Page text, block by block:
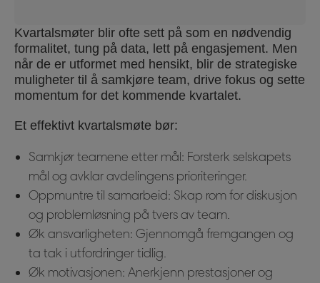
Kvartalsmøter blir ofte sett på som en nødvendig
formalitet, tung på data, lett på engasjement. Men
når de er utformet med hensikt, blir de strategiske
muligheter til å samkjøre team, drive fokus og sette
momentum for det kommende kvartalet.
Et effektivt kvartalsmøte bør:
Samkjør teamene etter mål: Forsterk selskapets
mål og avklar avdelingens prioriteringer.
Oppmuntre til samarbeid: Skap rom for diskusjon
og problemløsning på tvers av team.
Øk ansvarligheten: Gjennomgå fremgangen og
ta tak i utfordringer tidlig.
Øk motivasjonen: Anerkjenn prestasjoner og